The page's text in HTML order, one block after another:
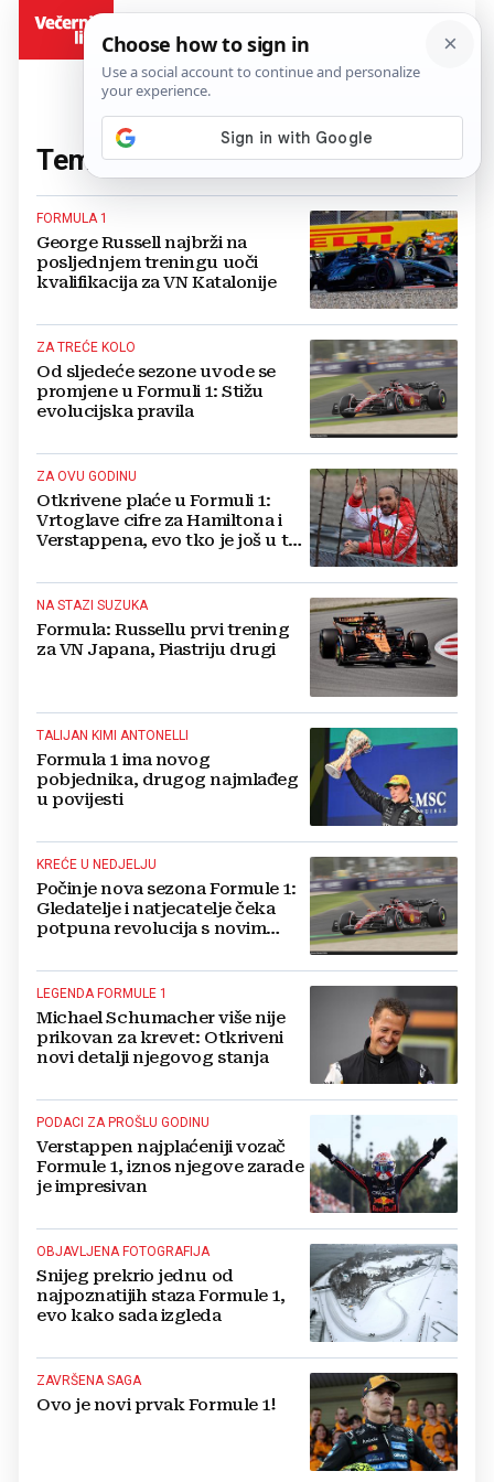
Tema:Formula 1(141 članaka)
FORMULA 1
George Russell najbrži na
posljednjem treningu uoči
kvalifikacija za VN Katalonije
ZA TREĆE KOLO
Od sljedeće sezone uvode se
promjene u Formuli 1: Stižu
evolucijska pravila
ZA OVU GODINU
Otkrivene plaće u Formuli 1:
Vrtoglave cifre za Hamiltona i
Verstappena, evo tko je još u top
NA STAZI SUZUKA
Formula: Russellu prvi trening
za VN Japana, Piastriju drugi
TALIJAN KIMI ANTONELLI
Formula 1 ima novog
pobjednika, drugog najmlađeg
u povijesti
KREĆE U NEDJELJU
Počinje nova sezona Formule 1:
Gledatelje i natjecatelje čeka
potpuna revolucija s novim
LEGENDA FORMULE 1
Michael Schumacher više nije
prikovan za krevet: Otkriveni
novi detalji njegovog stanja
PODACI ZA PROŠLU GODINU
Verstappen najplaćeniji vozač
Formule 1, iznos njegove zarade
je impresivan
OBJAVLJENA FOTOGRAFIJA
Snijeg prekrio jednu od
najpoznatijih staza Formule 1,
evo kako sada izgleda
ZAVRŠENA SAGA
Ovo je novi prvak Formule 1!